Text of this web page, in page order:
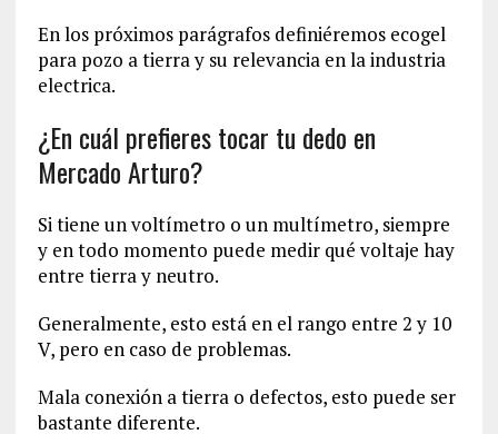
En los próximos parágrafos definiéremos ecogel
para pozo a tierra y su relevancia en la industria
electrica.
¿En cuál prefieres tocar tu dedo en
Mercado Arturo?
Si tiene un voltímetro o un multímetro, siempre
y en todo momento puede medir qué voltaje hay
entre tierra y neutro.
Generalmente, esto está en el rango entre 2 y 10
V, pero en caso de problemas.
Mala conexión a tierra o defectos, esto puede ser
bastante diferente.